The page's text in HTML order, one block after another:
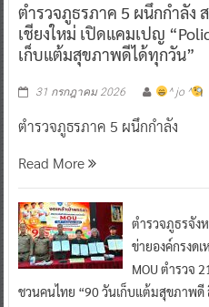
ตำรวจภูธรภาค 5 ผนึกกำลัง
เชียงใหม่ เปิดแคมเปญ
เก็บแต้มสุขภาพดีได้ทุกวัน”
31 กรกฎาคม 2026 ^ jo ^
ตำรวจภูธรภาค 5 ผนึกกำลัง
Read More
ตำรวจภูธรจัง
ข่ายองค์กรงด
MOU ตำรวจ
ชวนคนไทย “90 วันเก็บแต้มสุขภาพดี